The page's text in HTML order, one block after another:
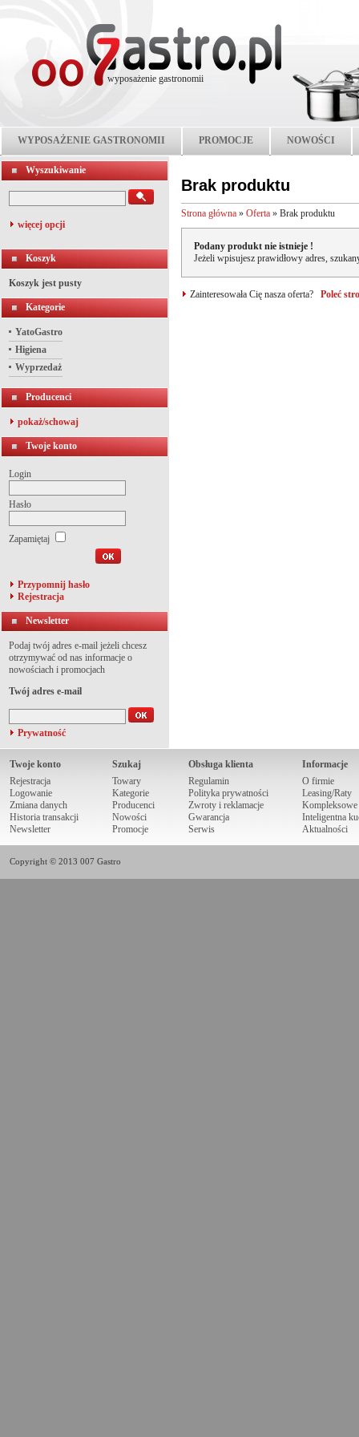
wyposażenie gastronomii
WYPOSAŻENIE GASTRONOMII PROMOCJE NOWOŚCI
Wyszukiwanie
więcej opcji
Koszyk
Koszyk jest pusty
Kategorie
YatoGastro
Higiena
Wyprzedaż
Producenci
pokaż/schowaj
Twoje konto
Login
Hasło
Zapamiętaj
Przypomnij hasło
Rejestracja
Newsletter
Podaj twój adres e-mail jeżeli chcesz
otrzymywać od nas informacje o
nowościach i promocjach
Twój adres e-mail
Prywatność
Brak produktu
Strona główna » Oferta » Brak produktu
Podany produkt nie istnieje !
Jeżeli wpisujesz prawidłowy adres,
Zainteresowała Cię nasza oferta? Poleć
Twoje konto
Rejestracja
Logowanie
Zmiana danych
Historia transakcji
Newsletter
Szukaj
Towary
Kategorie
Producenci
Nowości
Promocje
Obsługa klienta
Regulamin
Polityka prywatności
Zwroty i reklamacje
Gwarancja
Serwis
Informacje
O firmie
Leasing/Raty
Kompleksowe
Inteligentna
Aktualności
Copyright © 2013 007 Gastro